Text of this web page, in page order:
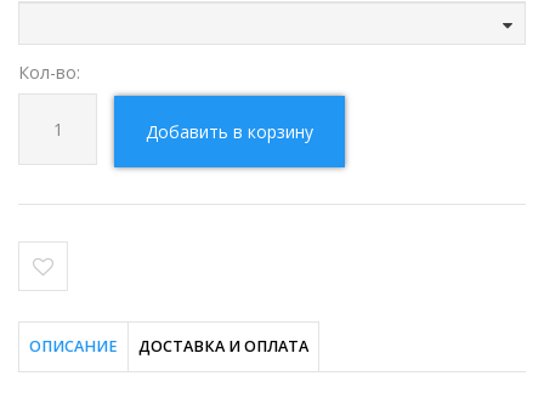
Кол-во:
Добавить в корзину
ОПИСАНИЕ ДОСТАВКА И ОПЛАТА